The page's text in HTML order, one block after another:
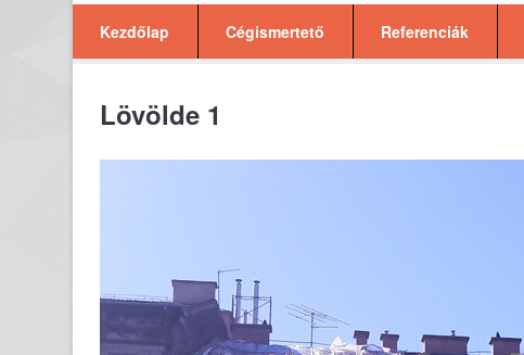
Kezdőlap Cégismertető Referenciák
Lövölde 1